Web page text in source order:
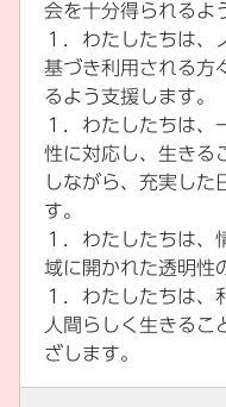
会を十分得られるよ
１．わたしたちは、
基づき利用される方
るよう支援します。
１．わたしたちは、
性に対応し、生きる
しながら、充実した
す。
１．わたしたちは、
域に開かれた透明性
１．わたしたちは、
人間らしく生きるこ
ざします。